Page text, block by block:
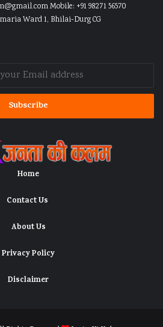
Mobile: +91 98271 56570
Ward 1, Bhilai-Durg CG
Home
Contact Us
About Us
Privacy Policy
Disclaimer